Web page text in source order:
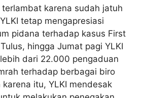
karena sudah jatuh
tetap mengapresiasi
pidana terhadap kasus First
hingga Jumat pagi YLKI
dari 22.000 pengaduan
terhadap berbagai biro
karena itu, YLKI mendesak